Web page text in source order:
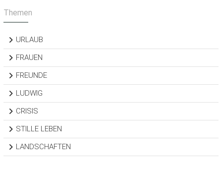
Themen
URLAUB
FRAUEN
FREUNDE
LUDWIG
CRISIS
STILLE LEBEN
LANDSCHAFTEN